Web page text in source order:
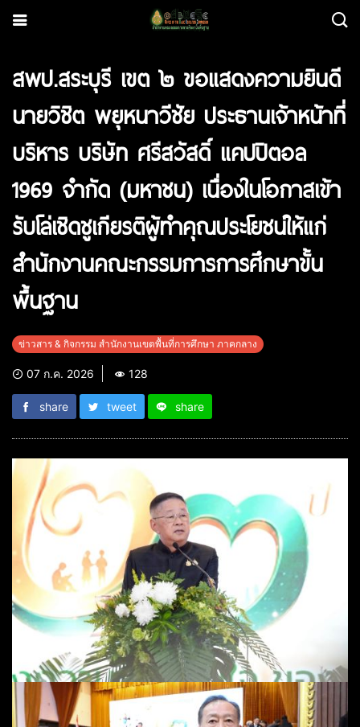
สพป.สระบุรี เขต ๒ ขอแสดงความยินดี
นายวิชิต พยุหนาวีชัย ประธานเจ้าหน้าที่
บริหาร บริษัท ศรีสวัสดิ์ แคปปิตอล
1969 จำกัด (มหาชน) เนื่องในโอกาสเข้า
รับโล่เชิดชูเกียรติผู้ทำคุณประโยชน์ให้แก่
สำนักงานคณะกรรมการการศึกษาขั้น
พื้นฐาน
ข่าวสาร & กิจกรรม สำนักงานเขตพื้นที่การศึกษา ภาคกลาง
07 ก.ค. 2026 128
share tweet share